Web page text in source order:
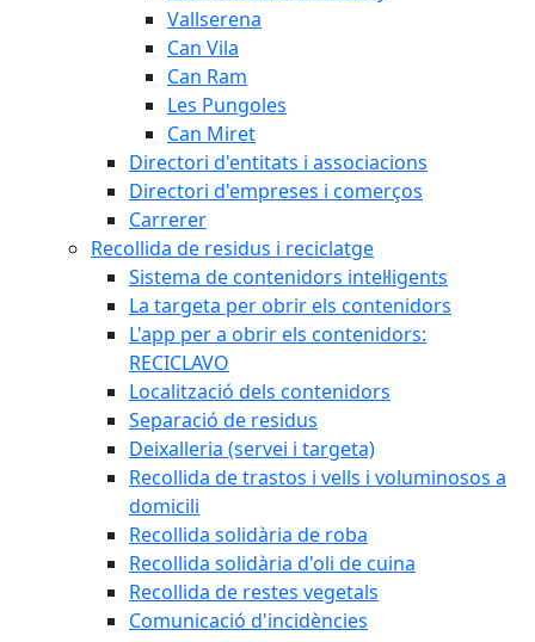
Vallserena
Can Vila
Can Ram
Les Pungoles
Can Miret
Directori d'entitats i associacions
Directori d'empreses i comerços
Carrerer
Recollida de residus i reciclatge
Sistema de contenidors intel·ligents
La targeta per obrir els contenidors
L'app per a obrir els contenidors:
RECICLAVO
Localització dels contenidors
Separació de residus
Deixalleria (servei i targeta)
Recollida de trastos i vells i voluminosos a
domicili
Recollida solidària de roba
Recollida solidària d'oli de cuina
Recollida de restes vegetals
Comunicació d'incidències